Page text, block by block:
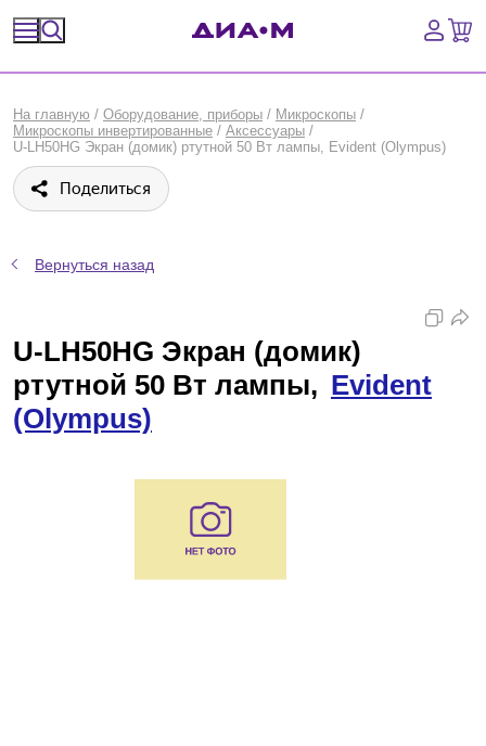
Оборудование, приборы
Расходные материалы, пластик, стекло
Библиотека
На главную / Оборудование, приборы / Микроскопы /
Микроскопы инвертированные / Аксессуары /
U-LH50HG Экран (домик) ртутной 50 Вт лампы, Evident (Olympus)
Поделиться
Вернуться назад
U-LH50HG Экран (домик)
ртутной 50 Вт лампы, Evident
(Olympus)